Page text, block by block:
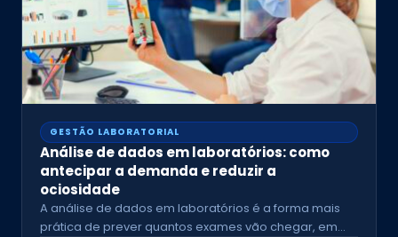
GESTÃO LABORATORIAL
Análise de dados em laboratórios: como
antecipar a demanda e reduzir a
ociosidade
A análise de dados em laboratórios é a forma mais
prática de prever quantos exames vão chegar, em…